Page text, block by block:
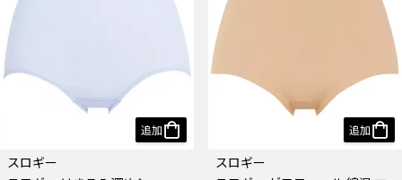
追加
スロギー
追加
スロギー